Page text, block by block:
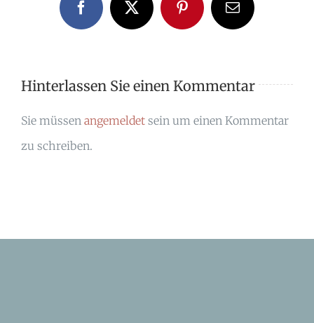
FacebookX PinterestE-
Mail
Hinterlassen Sie einen Kommentar
Sie müssen angemeldet sein um einen Kommentar
zu schreiben.